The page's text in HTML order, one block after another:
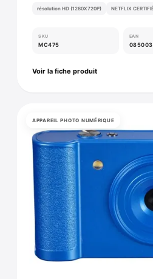
résolution HD (1280X720P) NETFLIX
SKU
MC475
EAN
Voir la fiche produit
APPAREIL PHOTO NUMÉRIQUE